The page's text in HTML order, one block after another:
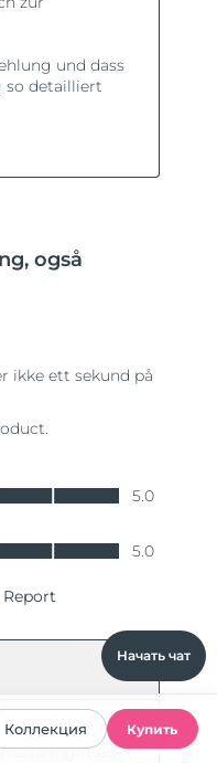
Начать чат
Коллекция Купить